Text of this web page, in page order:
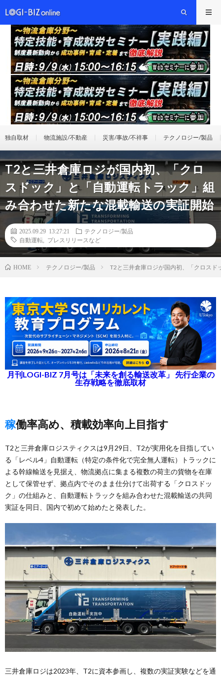
独自取材 物流施設/不動産 災害/事故/不祥事 テクノロジー/製品
T2と三井倉庫ロジが国内初、「クロ
スドック」と「自動運転トラック」組
み合わせた新たな混載輸送の実証開始
2025.09.29 13:27:21
テクノロジー/製品
自動運転
プレスリリースなど
HOME テクノロジー/製品 T2と三井倉庫ロジが国内初、「クロス
月刊LOGI-BIZ 7月号は「未来を創る輸送改革」 先行企業の
生存戦略を徹底取材
稼働率高め、積載効率向上目指す
T2と三井倉庫ロジスティクスは9月29日、T2が実用化を目指してい
る「レベル4」自動運転（特定の条件化で完全無人運転）トラックに
よる幹線輸送を見据え、物流拠点に集まる複数の荷主の貨物を在庫
として保管せず、拠点内でそのまま仕分けて出荷する「クロスドッ
ク」の仕組みと、自動運転トラックを組み合わせた混載輸送の共同
実証を同日、国内で初めて始めたと発表した。
三井倉庫ロジは2023年、T2に資本参画し、複数の実証実験などを通